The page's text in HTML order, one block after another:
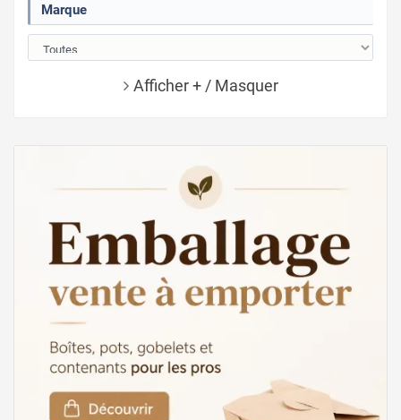
Marque
Afficher + / Masquer